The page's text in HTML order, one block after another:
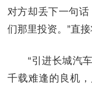
对方却丢下一句
们那里投资。”直
“引进长城汽车
千载难逢的良机